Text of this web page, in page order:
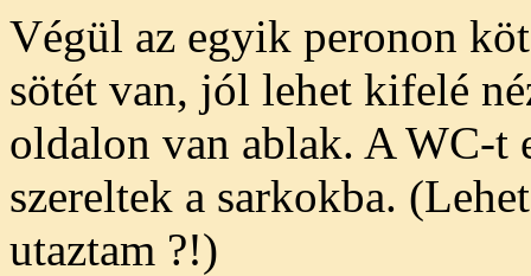
Végül az egyik peronon
sötét van, jól lehet kifelé
oldalon van ablak. A WC-t
szereltek a sarkokba.
utaztam ?!)